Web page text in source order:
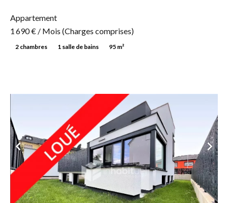
Appartement
1 690 € / Mois (Charges comprises)
2 chambres 1 salle de bains 95 m²